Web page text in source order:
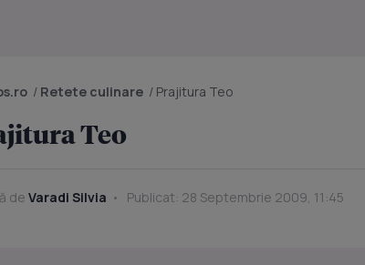
/ Retete culinare / Prajitura Teo
Teo
de Varadi Silvia Publicat: 28 Septembrie 2009, 11:45